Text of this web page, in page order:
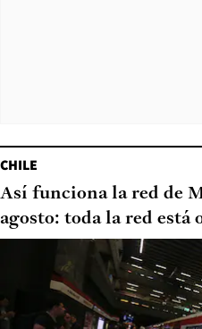
CHILE
Así funciona la red de
agosto: toda la red está